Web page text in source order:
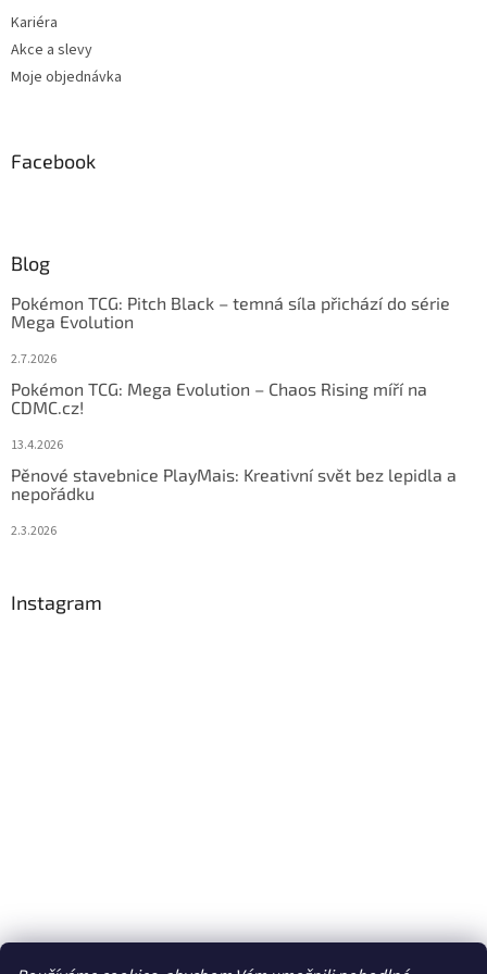
Kariéra
Akce a slevy
Moje objednávka
Facebook
Blog
Pokémon TCG: Pitch Black – temná síla přichází do série
Mega Evolution
2.7.2026
Pokémon TCG: Mega Evolution – Chaos Rising míří na
CDMC.cz!
13.4.2026
Pěnové stavebnice PlayMais: Kreativní svět bez lepidla a
nepořádku
2.3.2026
Instagram